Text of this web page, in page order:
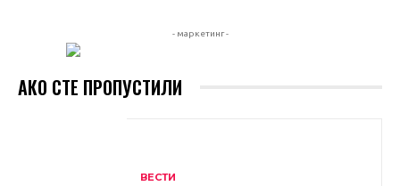
- маркетинг -
АКО СТЕ ПРОПУСТИЛИ
ВЕСТИ